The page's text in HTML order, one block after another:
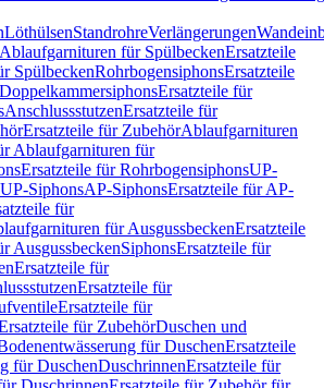
LöthülsenStandrohreVerlängerungen
Ablaufgarnituren für SpülbeckenErsatzteile
SpülbeckenRohrbogensiphonsErsatzteile
DoppelkammersiphonsErsatzteile für
AnschlussstutzenErsatzteile für
Ersatzteile für ZubehörAblaufgarnituren
Ablaufgarnituren für
Ersatzteile für RohrbogensiphonsUP-
SiphonsAP-SiphonsErsatzteile für AP-
für
für AusgussbeckenErsatzteile
AusgussbeckenSiphonsErsatzteile für
Ersatzteile für
Ersatzteile für
Ersatzteile für
für ZubehörDuschen und
für DuschenErsatzteile
für DuschenDuschrinnenErsatzteile für